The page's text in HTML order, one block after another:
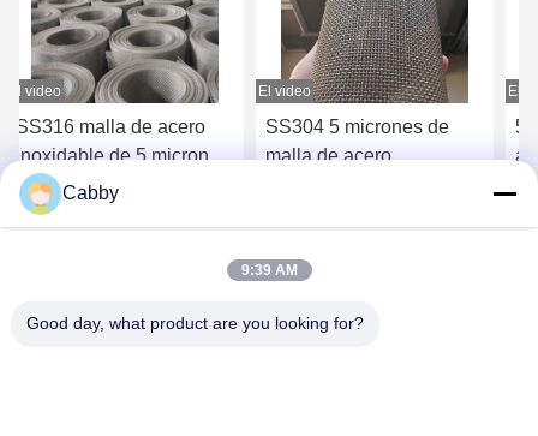
El video
SS316 malla de acero
inoxidable de 5 micrones
para proteger el aire
acondicionado
Consiga el mejor precio
El video
SS304 5 micrones de
malla de acero
El
5
Cabby
9:39 AM
Good day, what product are you looking for?